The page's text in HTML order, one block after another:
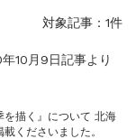
対象記事：1件
10月9日記事より
を描く』について 北海
くださいました。